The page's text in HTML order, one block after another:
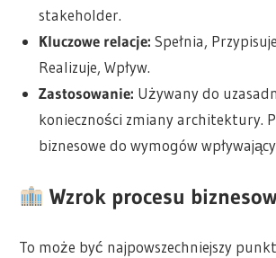
stakeholder.
Kluczowe relacje: Spełnia,
Realizuje, Wpływ.
Zastosowanie: Używany do
konieczności zmiany architektury.
biznesowe do wymogów
Wzrok procesu
To może być najpowszechniejszy